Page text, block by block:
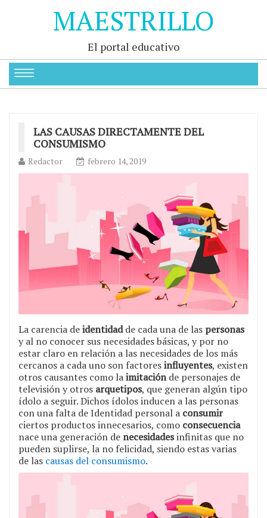
MAESTRILLO
El portal educativo
LAS CAUSAS DIRECTAMENTE DEL
CONSUMISMO
Redactor febrero 14, 2019
La carencia deidentidadde cada una de las personas
y al no conocer sus necesidades básicas, y por no
estar claro en relación a las necesidades de los más
cercanos a cada uno son factoresinfluyentes, existen
otros causantes como laimitaciónde personajes de
televisión y otros arquetipos, que generan algún tipo
ídolo a seguir. Dichos ídolos inducen a las personas
con una falta de Identidad personal a consumir
ciertos productos innecesarios, como consecuencia
nace una generación de necesidadesinfinitas que no
pueden suplirse, la no felicidad, siendo estas varias
de las causas del consumismo.